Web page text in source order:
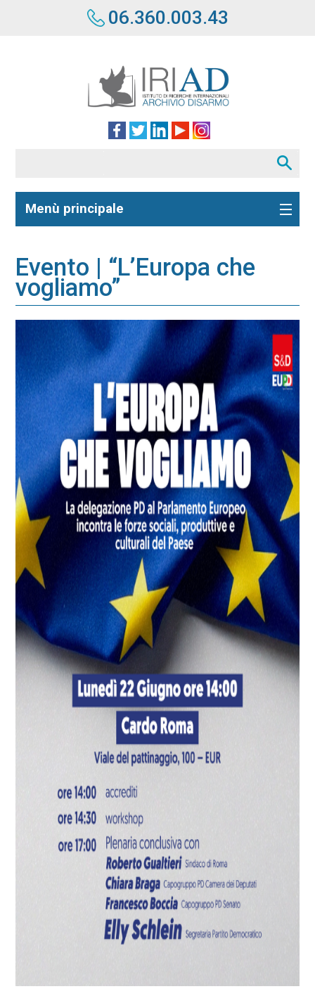
06.360.003.43
Menù principale
Evento | “L’Europa che
vogliamo”